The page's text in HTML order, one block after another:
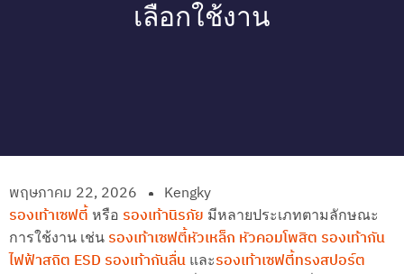
เลือกใช้งาน
พฤษภาคม 22, 2026
Kengky
รองเท้าเซฟตี้ หรือ รองเท้านิรภัย มีหลายประเภทตามลักษณะ
การใช้งาน เช่น รองเท้าเซฟตี้หัวเหล็ก หัวคอมโพสิต รองเท้ากัน
ไฟฟ้าสถิต ESD รองเท้ากันลื่น และรองเท้าเซฟตี้ทรงสปอร์ต